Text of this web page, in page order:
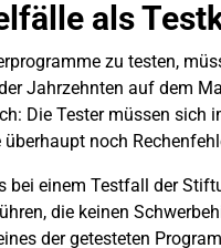
als
zu testen,
Jahrzehnten auf dem
Die Tester müssen sich
noch
bei einem Testfall der
die keinen
der getesteten